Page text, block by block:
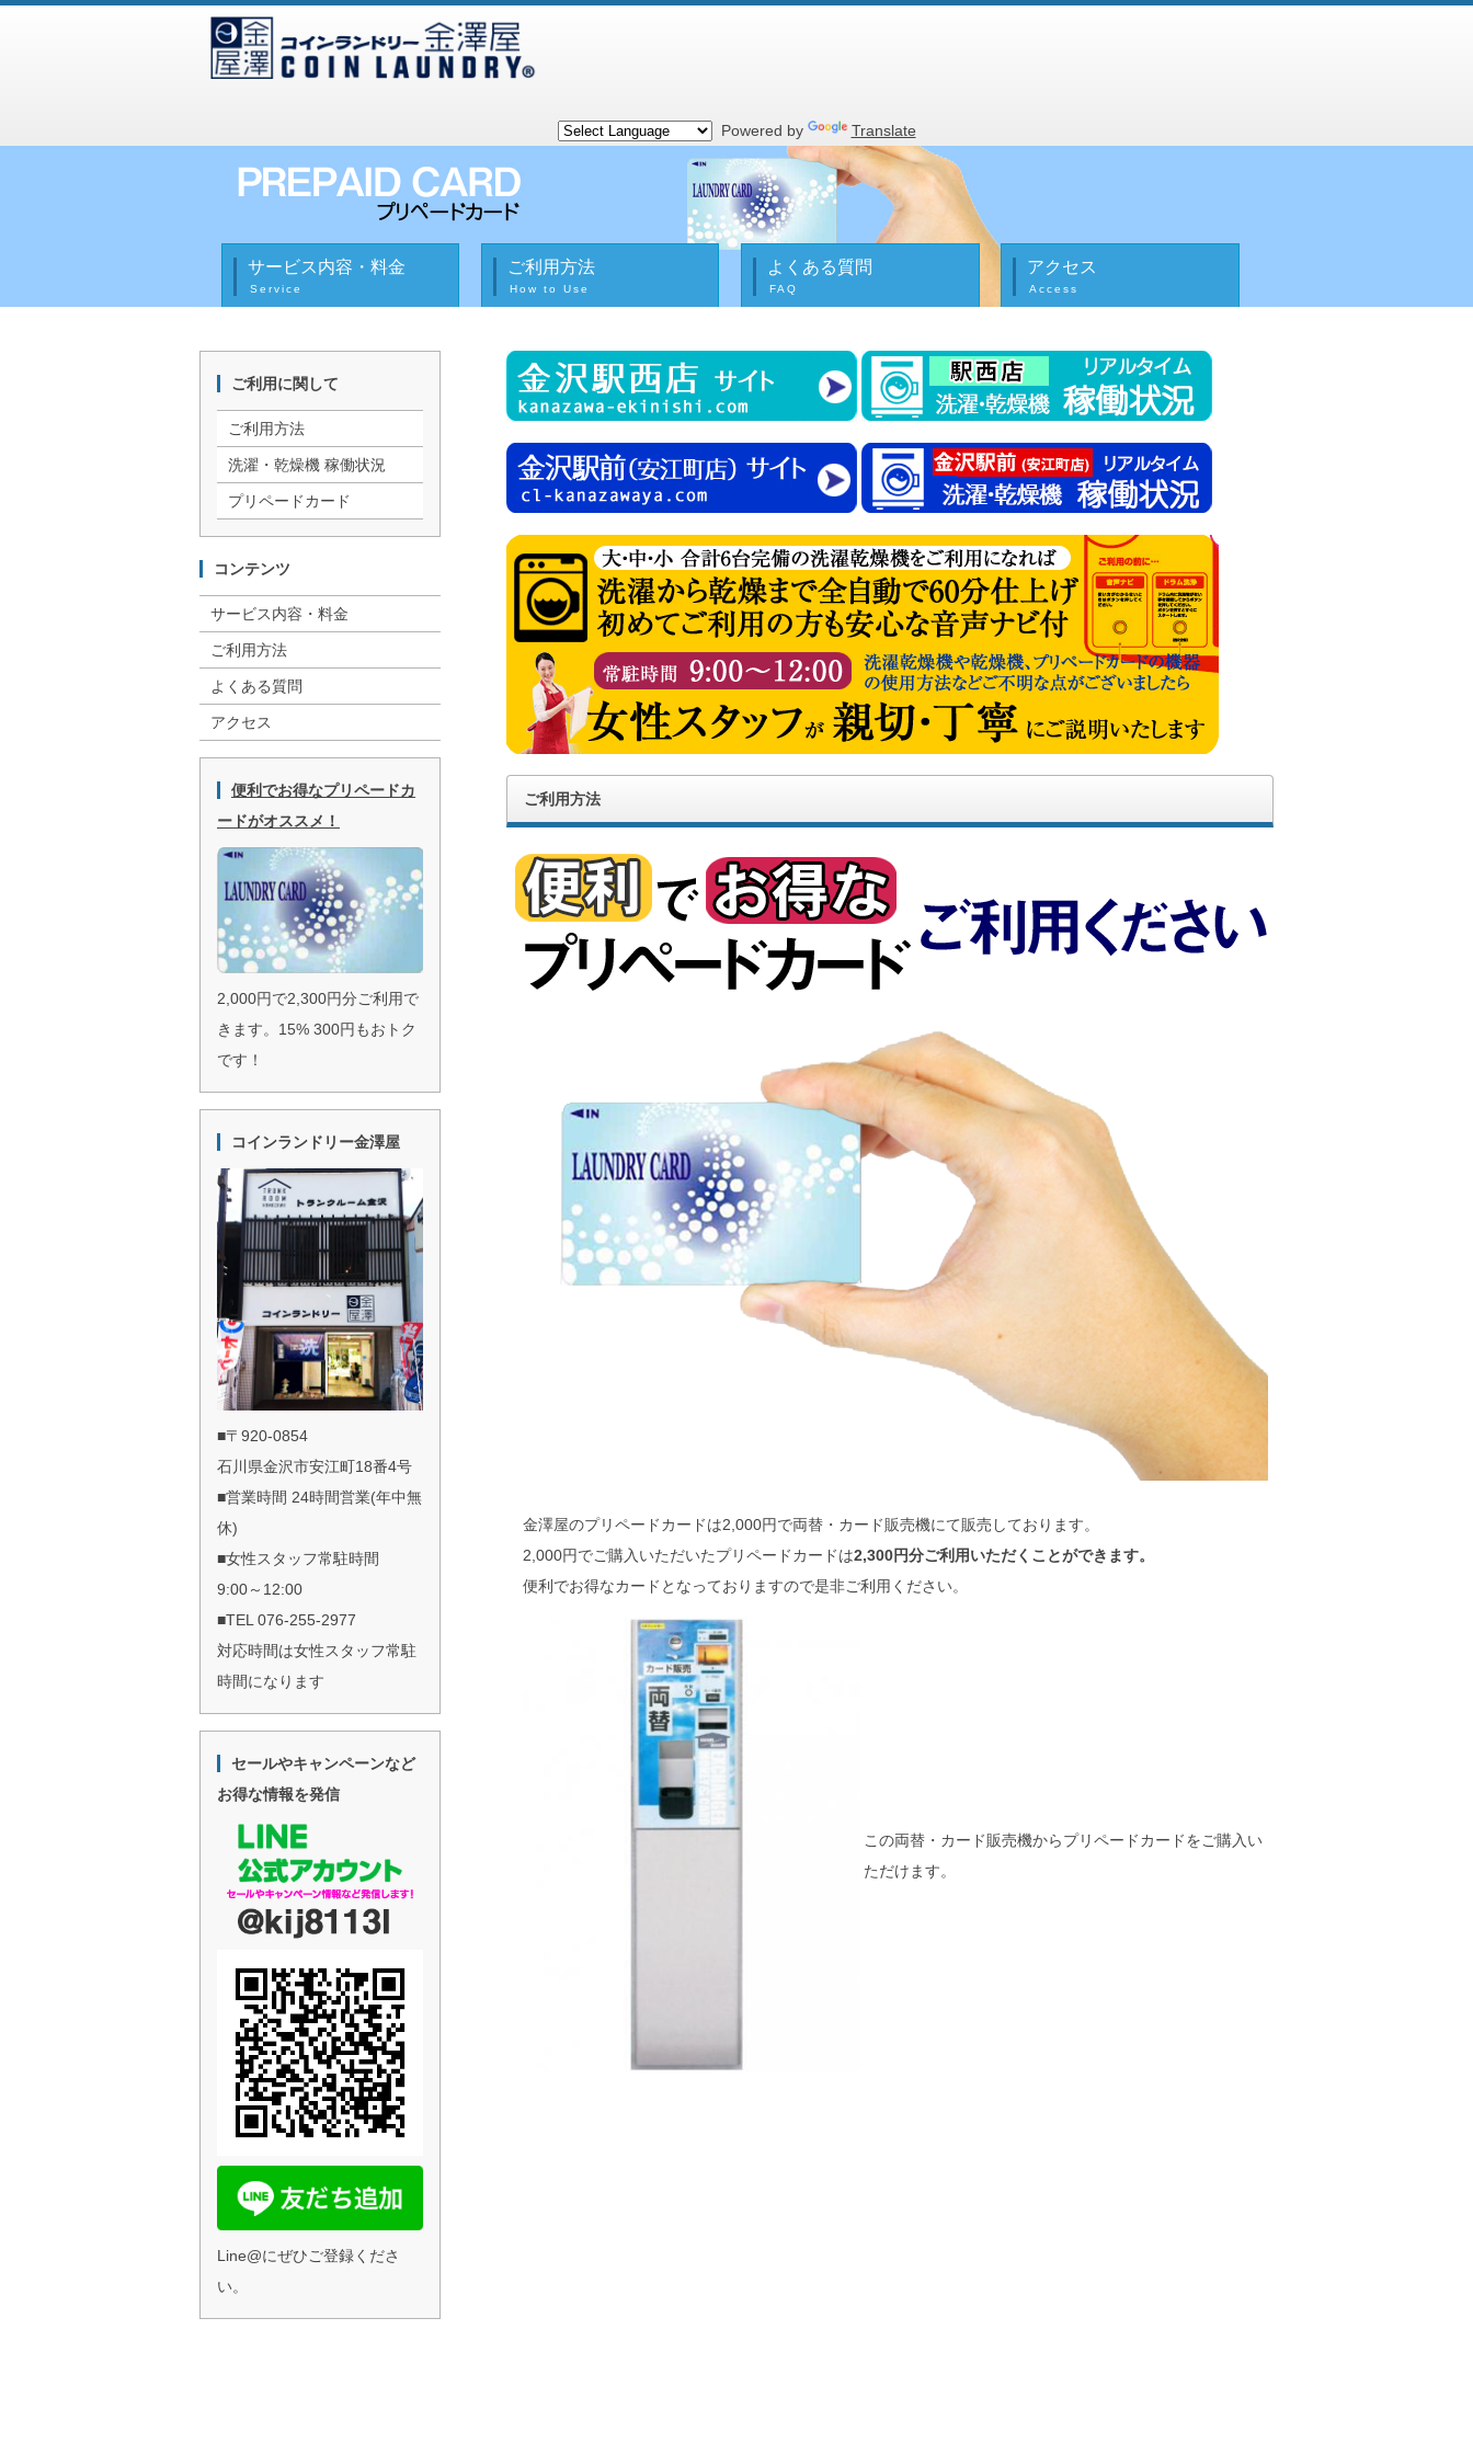
Powered by Translate
サービス内容・料金
Service
ご利用方法
How to Use
よくある質問
FAQ
アクセス
Access
ご利用方法
金澤屋のプリペードカードは2,000円で両替・カード販売機にて販売しております。
2,000円でご購入いただいたプリペードカードは2,300円分ご利用いただくことができます。
便利でお得なカードとなっておりますので是非ご利用ください。
この両替・カード販売機からプリペードカードをご購入い
ただけます。
ご利用に関して
ご利用方法
洗濯・乾燥機 稼働状況
プリペードカード
コンテンツ
サービス内容・料金
ご利用方法
よくある質問
アクセス
便利でお得なプリペードカ
ードがオススメ！
2,000円で2,300円分ご利用で
きます。15% 300円もおトク
です！
コインランドリー金澤屋
■〒920-0854
石川県金沢市安江町18番4号
■営業時間 24時間営業(年中無
休)
■女性スタッフ常駐時間
9:00～12:00
■TEL 076-255-2977
対応時間は女性スタッフ常駐
時間になります
セールやキャンペーンなど
お得な情報を発信
Line@にぜひご登録くださ
い。